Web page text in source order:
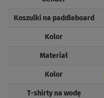
Koszulki na paddleboard
Kolor
Materiał
Kolor
T-shirty na wodę